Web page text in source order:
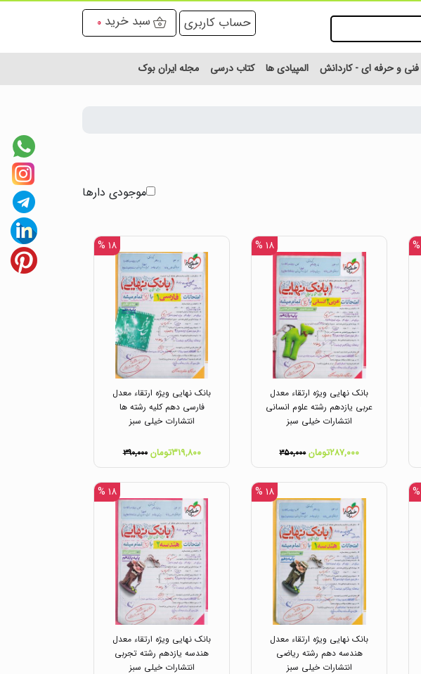
حساب کاربری سبد خرید 0
فنی و حرفه ای - کاردانش المپیادی ها کتاب درسی مجله ایران بوک
موجودی دارها
۱۸ %
بانک نهایی ویژه ارتقاء معدل
عربی یازدهم رشته علوم انسانی
انتشارات خیلی سبز
۲۸۷,۰۰۰تومان ۳۵۰,۰۰۰
۱۸ %
بانک نهایی ویژه ارتقاء معدل
فارسی دهم کلیه رشته ها
انتشارات خیلی سبز
۳۱۹,۸۰۰تومان ۳۹۰,۰۰۰
۱۸ %
بانک نهایی ویژه ارتقاء معدل
هندسه دهم رشته ریاضی
انتشارات خیلی سبز
۱۸ %
بانک نهایی ویژه ارتقاء معدل
هندسه یازدهم رشته تجربی
انتشارات خیلی سبز